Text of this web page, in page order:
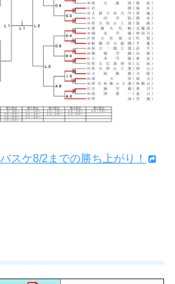
スケ8/2までの勝ち上がり！